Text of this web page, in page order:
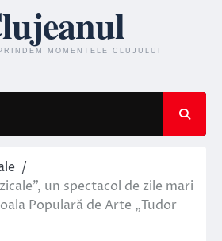
un spectacol de zile mari
Populară de Arte „Tudor